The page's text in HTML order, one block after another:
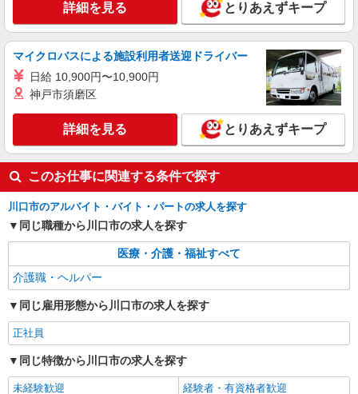
キープ 詳細を見る
株式会社kotrio /●SW-S-2096829
正社員で採用します。最短2週間で内定でま
す。就労支援STAFF募集
【正社員】月給240,000〜400,000円 ・基本
給：200,000円〜220,000円 ・資格手当：10,000〜
30,000円 ・役職手当：10,000〜70,000円 ・処遇改
善手当：20,000〜60,000円（勤続年数、保有資格
により変動） ・固定残業手当：20,000円（10時
間） ※固定残業時間を超過する場合には超過勤務
手当として別途支給 ・夜勤手当：10,000円/1回
歓迎 ・認知症介護基礎研修 ・初任者研修 ・実務
者研修 ・介護福祉士 など
埼玉県川口市
キープ 詳細を見る
詳細を見る とりあえずキープ
マイクロバスによる施設利用者送迎ドライバー
日給 10,900円〜10,900円
神戸市須磨区
詳細を見る とりあえずキープ
このお仕事に関連する条件で探す
川口市のアルバイト・バイト・パートの求人を探す
同じ職種から川口市の求人を探す
医療・介護・福祉すべて
介護職・ヘルパー
同じ雇用形態から川口市の求人を探す
正社員
同じ特徴から川口市の求人を探す
未経験歓迎
経験者・有資格者歓迎